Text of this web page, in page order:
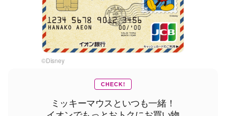
©Disney
CHECK!
ミッキーマウスといつも一緒！